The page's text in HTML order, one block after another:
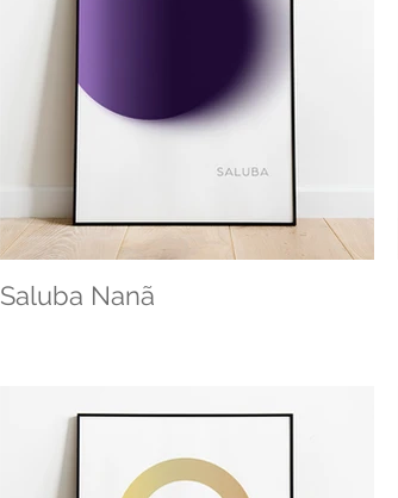
Saluba Nanã